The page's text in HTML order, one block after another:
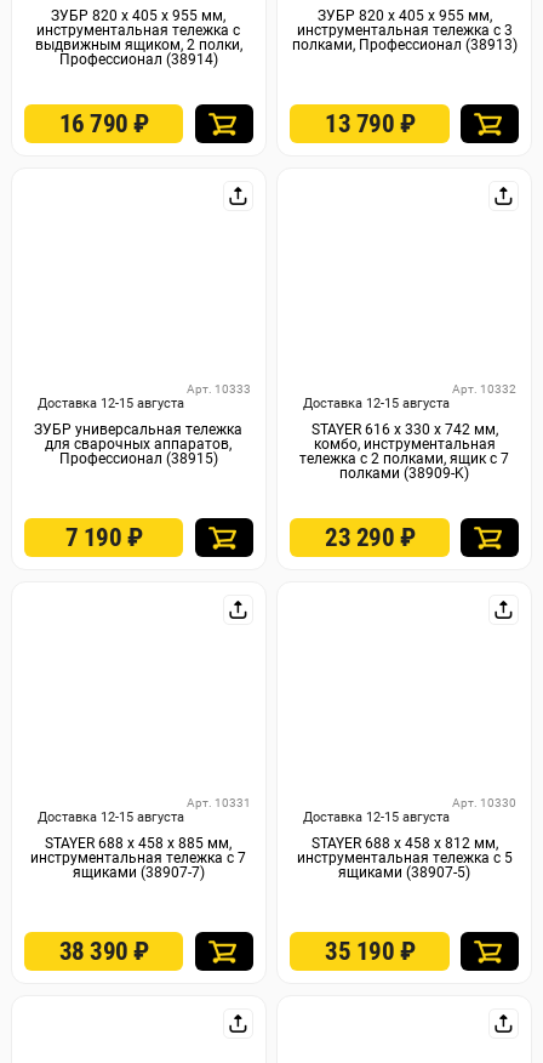
ЗУБР 820 х 405 х 955 мм,
инструментальная тележка с
выдвижным ящиком, 2 полки,
Профессионал (38914)
16 790₽
ЗУБР 820 х 405 х 955 мм,
инструментальная тележка с 3
полками, Профессионал (38913)
13 790 ₽
Доставка 12-15 августа
Арт. 10333
ЗУБР универсальная тележка
для сварочных аппаратов,
Профессионал (38915)
7 190 ₽
Доставка 12-15 августа
Арт. 10332
STAYER 616 х 330 х 742 мм,
комбо, инструментальная
тележка с 2 полками, ящик с 7
полками (38909-K)
23 290 ₽
Доставка 12-15 августа
Арт. 10331
STAYER 688 х 458 х 885 мм,
инструментальная тележка с 7
ящиками (38907-7)
38 390₽
Доставка 12-15 августа
Арт. 10330
STAYER 688 х 458 х 812 мм,
инструментальная тележка с 5
ящиками (38907-5)
35 190 ₽